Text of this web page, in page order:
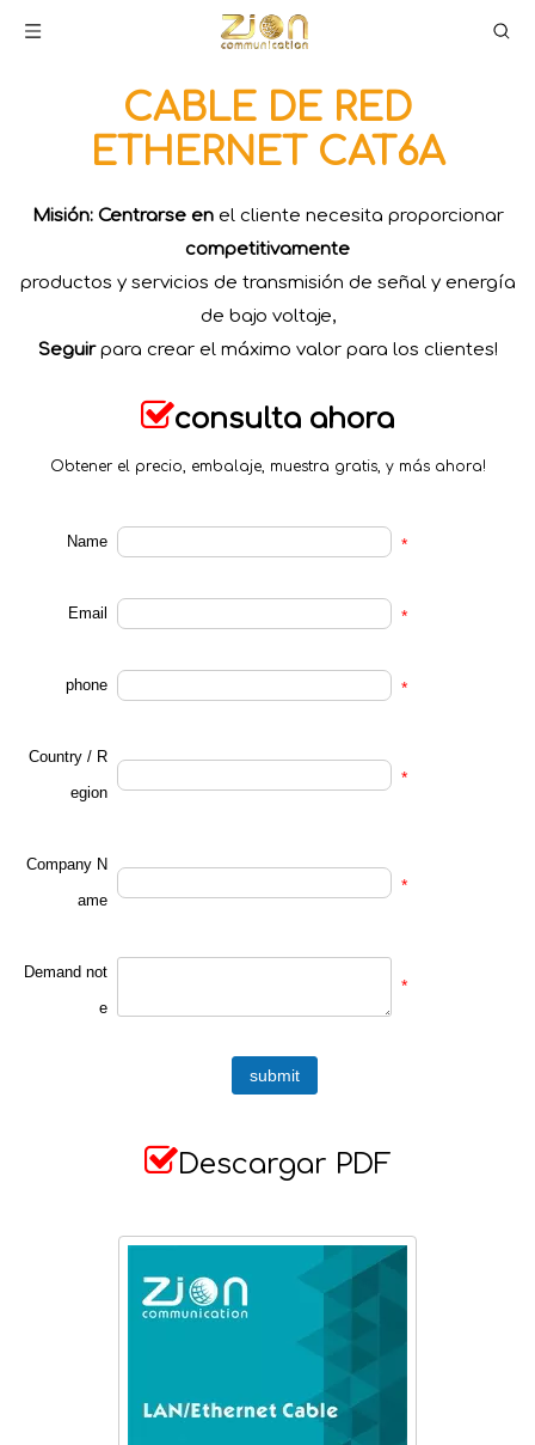
CABLE DE RED
ETHERNET CAT6A
Misión: Centrarse enel cliente necesita proporcionar
competitivamente
productos y servicios de transmisión de señal y energía
de bajo voltaje,
Seguirpara crear el máximo valor para los clientes!
consulta ahora
Obtener el precio, embalaje, muestra gratis, y más ahora!
Name *
Email *
phone *
Country / R
egion
*
Company N
ame
*
Demand not
e
*
submit
Descargar PDF